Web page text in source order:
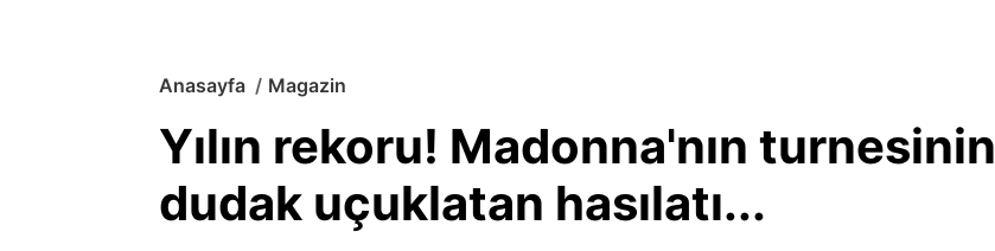
Anasayfa Magazin
Yılın rekoru! Madonna'nın turnesinin
dudak uçuklatan hasılatı...